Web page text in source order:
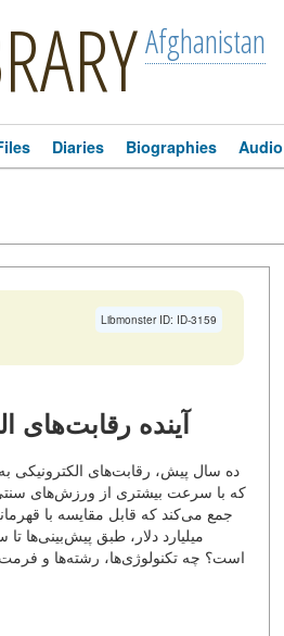
Afghanistan
Diaries Biographies Audio
Libmonster ID: ID-3159
آینده رقابت‌های
ده سال پیش، رقابت‌های الکترونیکی
که با سرعت بیشتری از ورزش‌های